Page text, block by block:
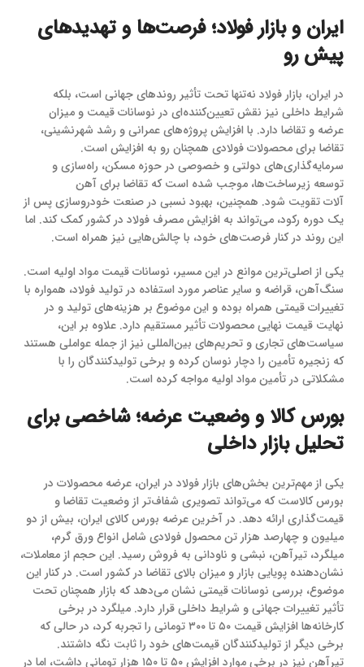
ایران و بازار فولاد؛ فرصت‌ها و تهدیدهای
پیش رو
در ایران، بازار فولاد نه‌تنها تحت تأثیر روندهای جهانی است، بلکه
شرایط داخلی نیز نقش تعیین‌کننده‌ای در نوسانات قیمت و میزان
عرضه و تقاضا دارد. با افزایش پروژه‌های عمرانی و رشد شهرنشینی،
تقاضا برای محصولات فولادی همچنان رو به افزایش است.
سرمایه‌گذاری‌های دولتی و خصوصی در حوزه مسکن، راه‌سازی و
توسعه زیرساخت‌ها، موجب شده است که تقاضا برای آهن
آلات تقویت شود. همچنین، بهبود نسبی در صنعت خودروسازی پس از
یک دوره رکود، می‌تواند به افزایش مصرف فولاد در کشور کمک کند. اما
این روند در کنار فرصت‌های خود، با چالش‌هایی نیز همراه است.
یکی از اصلی‌ترین موانع در این مسیر، نوسانات قیمت مواد اولیه است.
سنگ‌آهن، قراضه و سایر عناصر مورد استفاده در تولید فولاد، همواره با
تغییرات قیمتی همراه بوده و این موضوع بر هزینه‌های تولید و در
نهایت قیمت نهایی محصولات تأثیر مستقیم دارد. علاوه بر این،
سیاست‌های تجاری و تحریم‌های بین‌المللی نیز از جمله عواملی هستند
که زنجیره تأمین را دچار نوسان کرده و برخی تولیدکنندگان را با
مشکلاتی در تأمین مواد اولیه مواجه کرده است.
بورس کالا و وضعیت عرضه؛ شاخصی برای
تحلیل بازار داخلی
یکی از مهم‌ترین بخش‌های بازار فولاد در ایران، عرضه محصولات در
بورس کالاست که می‌تواند تصویری شفاف‌تر از وضعیت تقاضا و
قیمت‌گذاری ارائه دهد. در آخرین عرضه بورس کالای ایران، بیش از دو
میلیون و چهارصد هزار تن محصول فولادی شامل انواع ورق گرم،
میلگرد، تیرآهن، نبشی و ناودانی به فروش رسید. این حجم از معاملات،
نشان‌دهنده پویایی بازار و میزان بالای تقاضا در کشور است. در کنار این
موضوع، بررسی نوسانات قیمتی نشان می‌دهد که بازار همچنان تحت
تأثیر تغییرات جهانی و شرایط داخلی قرار دارد. میلگرد در برخی
کارخانه‌ها افزایش قیمت ۵۰ تا ۳۰۰ تومانی را تجربه کرد، در حالی که
برخی دیگر از تولیدکنندگان قیمت‌های خود را ثابت نگه داشتند.
تیرآهن نیز در برخی موارد افزایش ۵۰ تا ۱۵۰ هزار تومانی داشت، اما در